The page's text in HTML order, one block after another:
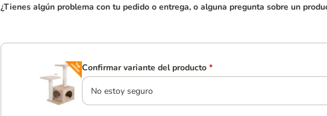
¿Tienes algún problema con tu pedido o entrega, o alguna pregunta sobre un
Confirmar variante del producto *
No estoy seguro